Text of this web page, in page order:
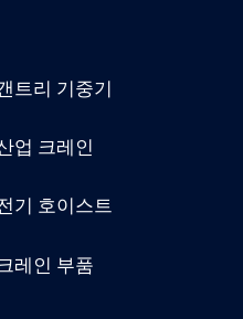
트리 기중기
업 크레인
기 호이스트
레인 부품